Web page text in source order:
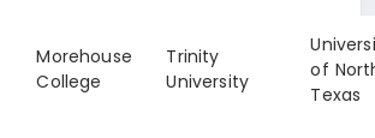
Morehouse
College
Trinity
University
of
Texas